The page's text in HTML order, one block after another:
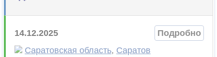
14.12.2025
Подробно
Саратовская область, Саратов